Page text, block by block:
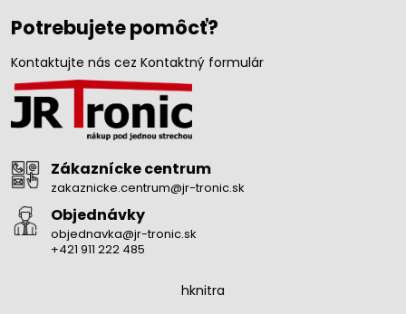
Potrebujete pomôcť?
Kontaktujte nás cez Kontaktný formulár
Zákaznícke centrum
zakaznicke.centrum@jr-tronic.sk
Objednávky
objednavka@jr-tronic.sk
+421 911 222 485
hknitra